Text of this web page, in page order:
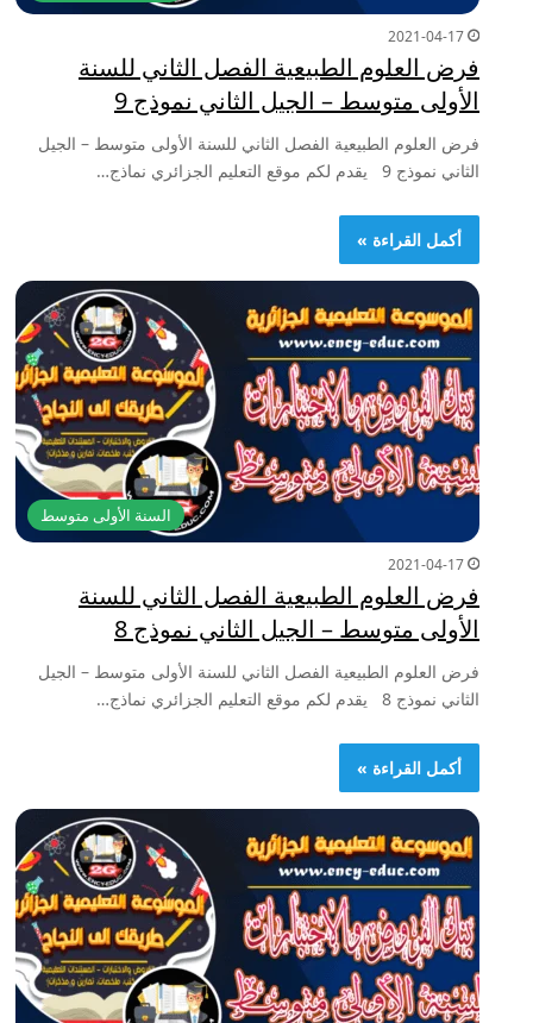
2021-04-17
فرض العلوم الطبيعية الفصل الثاني للسنة
الأولى متوسط – الجيل الثاني نموذج 9
فرض العلوم الطبيعية الفصل الثاني للسنة الأولى متوسط – الجيل
الثاني نموذج 9 يقدم لكم موقع التعليم الجزائري نماذج…
أكمل القراءة »
السنة الأولى متوسط
2021-04-17
فرض العلوم الطبيعية الفصل الثاني للسنة
الأولى متوسط – الجيل الثاني نموذج 8
فرض العلوم الطبيعية الفصل الثاني للسنة الأولى متوسط – الجيل
الثاني نموذج 8 يقدم لكم موقع التعليم الجزائري نماذج…
أكمل القراءة »